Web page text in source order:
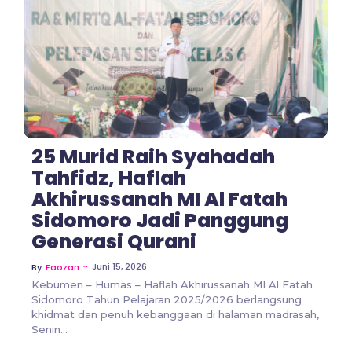
No Comments
25 Murid Raih Syahadah
Tahfidz, Haflah
Akhirussanah MI Al Fatah
Sidomoro Jadi Panggung
Generasi Qurani
By Faozan ~ Juni 15, 2026
Kebumen – Humas – Haflah Akhirussanah MI Al Fatah
Sidomoro Tahun Pelajaran 2025/2026 berlangsung
khidmat dan penuh kebanggaan di halaman madrasah,
Senin...